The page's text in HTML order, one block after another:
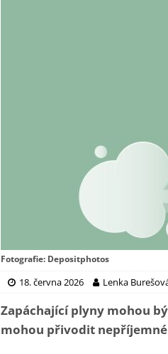
Fotografie: Depositphotos
18. června 2026 Lenka
Zapáchající plyny mohou
mohou přivodit